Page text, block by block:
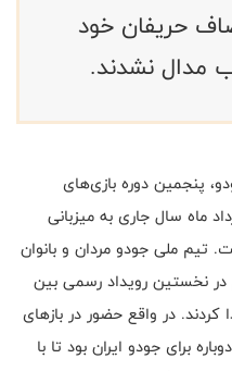
حریفان خود
مدال نشدند.
پنجمین دوره بازی‌های
کشورهای اسلامی از 17 مرداد ماه سال جاری به میزبانی
تیم ملی جودو مردان و بانوان
نخستین رویداد رسمی بین
حضور پیدا کردند. در واقع حضور در بازهای
برای جودو ایران بود تا با